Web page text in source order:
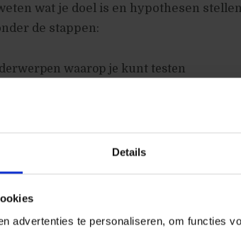
Details
advertenties te personaliseren, om functies
wat je doel is en hypothesen
de stappen:
waarop je kunt testen
met een overtuigend verhaal